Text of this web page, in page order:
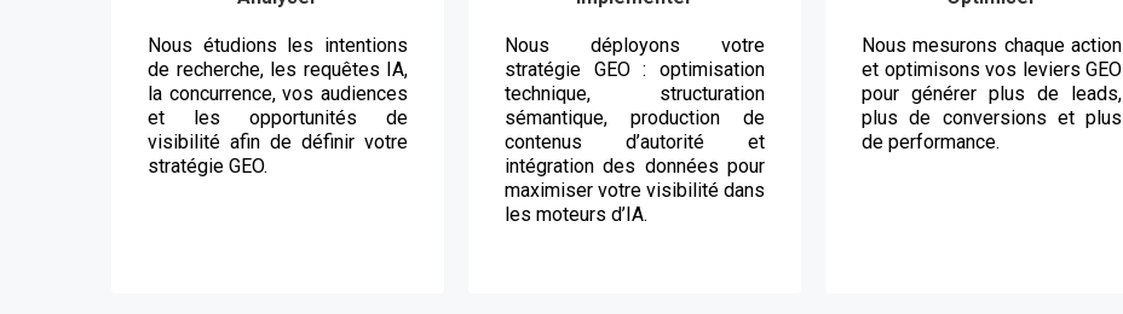
Nous étudions les intentions
de recherche, les requêtes IA,
la concurrence, vos audiences
et les opportunités de
visibilité afin de définir votre
stratégie GEO.
Nous déployons votre
stratégie GEO : optimisation
technique, structuration
sémantique, production de
contenus d’autorité et
intégration des données pour
maximiser votre visibilité dans
les moteurs d’IA.
Nous mesurons chaque action
et optimisons vos leviers GEO
pour générer plus de leads,
plus de conversions et plus
de performance.